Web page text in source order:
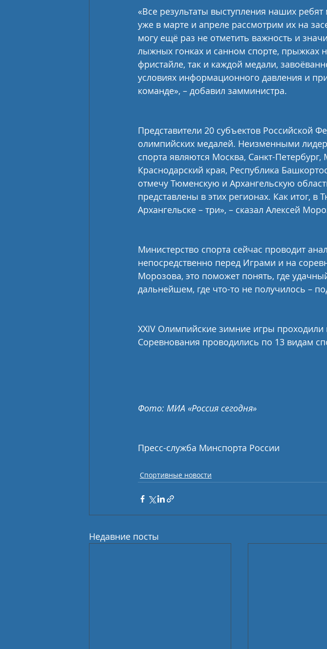
«Все результаты выступления наших
уже в марте и апреле рассмотрим их на
могу ещё раз не отметить важность и
лыжных гонках и санном спорте, прыжках
фристайле, так и каждой медали,
условиях информационного давления и
команде», – добавил замминистра.
Представители 20 субъектов Российской
олимпийских медалей. Неизменными
спорта являются Москва, Санкт-
Краснодарский края, Республика
отмечу Тюменскую и Архангельскую
представлены в этих регионах. Как итог,
Архангельске – три», – сказал Алексей
Министерство спорта сейчас проводит
непосредственно перед Играми и на
Морозова, это поможет понять, где
дальнейшем, где что-то не получилось –
XXIV Олимпийские зимние игры проходили
Соревнования проводились по 13 видам
Фото: МИА «Россия сегодня»
Пресс-служба Минспорта России
Спортивные новости
Недавние посты